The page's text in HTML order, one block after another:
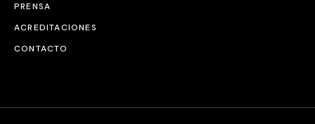
PRENSA
ACREDITACIONES
CONTACTO